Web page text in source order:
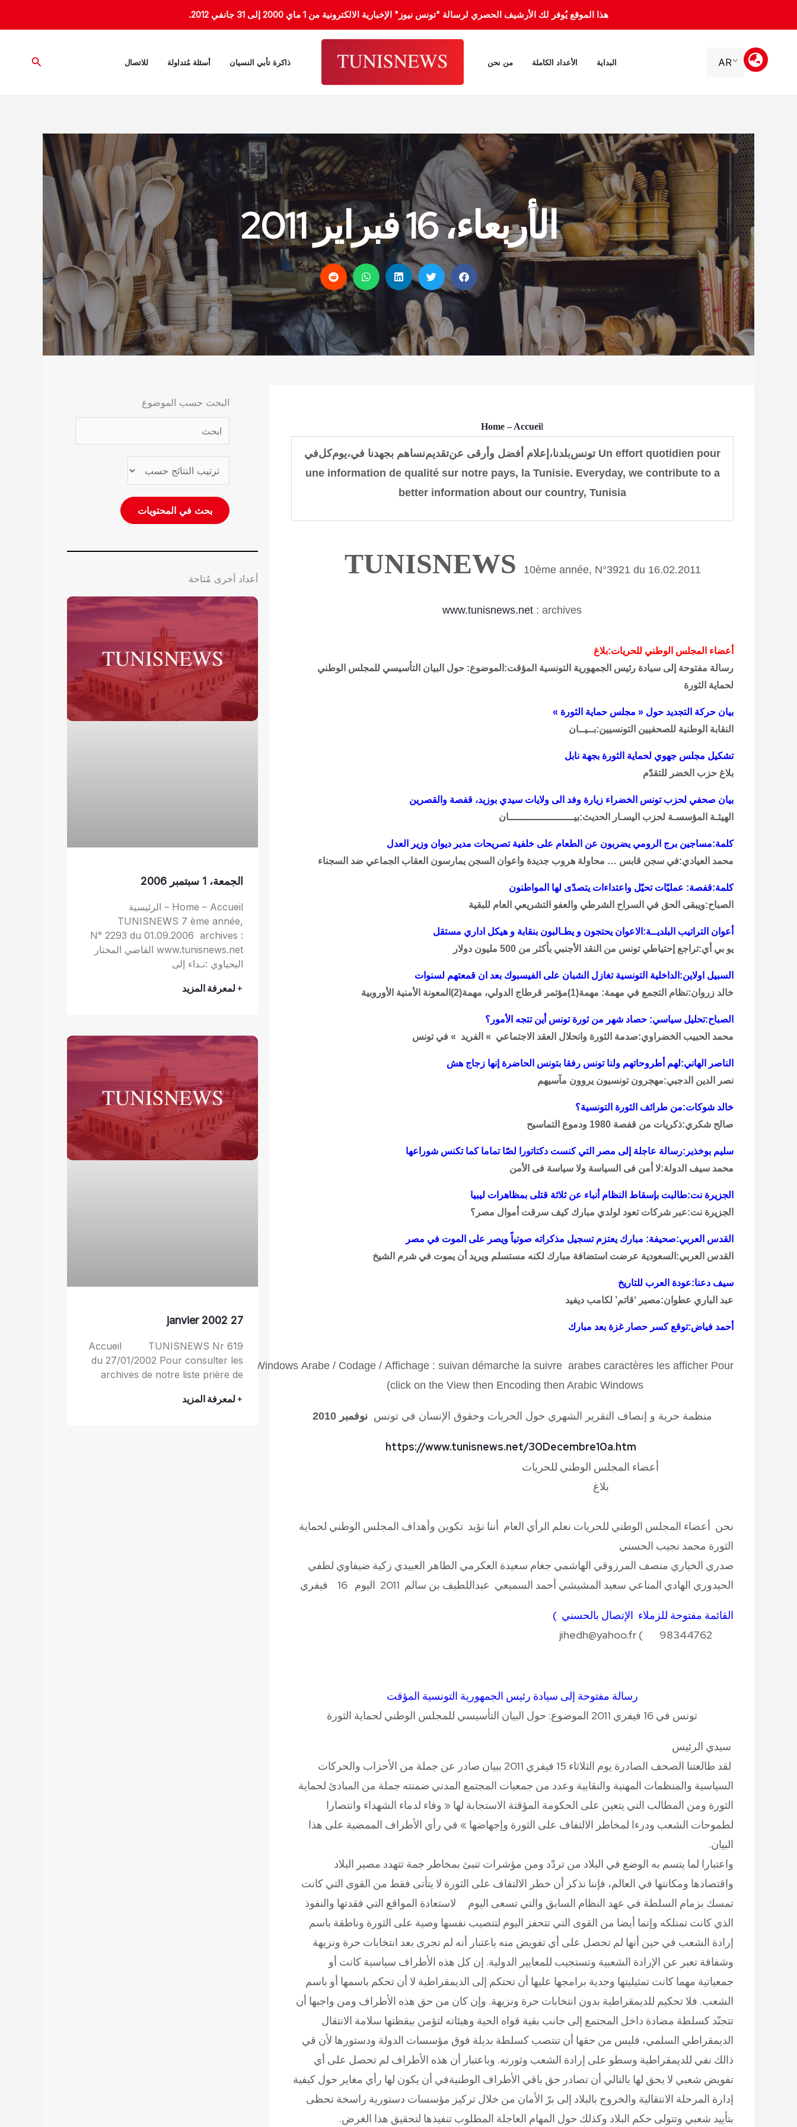
هذا الموقع يُوفر لك الأرشيف الحصري لرسالة "تونس نيوز" الإخبارية الالكترونية من 1 ماي 2000 إلى 31 جانفي 2012.
AR البداية الأعداد الكاملة من نحن ذاكرة تأبي النسيان أسئلة مُتداولة للاتصال البحث
الأربعاء، 16 فبراير 2011
Home– Accueil
فيكليوم،نساهم بجهدنا فيتقديمإعلام أفضل وأرقى عن بلدنا،تونس Un effort quotidien pour
une information de qualité sur notre pays, la Tunisie. Everyday, we contribute to a
better information about our country, Tunisia
TUNISNEWS 10ème année, N°3921 du 16.02.2011
archives
:
www.tunisnews.net
أعضاء المجلس الوطني للحريات:بلاغ
رسالة مفتوحة إلى سيادة رئيس الجمهورية التونسية المؤقت:الموضوع: حول البيان التأسيسي للمجلس الوطني
لحماية الثورة
بيان حركة التجديد حول « مجلس حماية الثورة »
النقابة الوطنية للصحفيين التونسيين:بــيــان
تشكيل مجلس جهوي لحماية الثورة بجهة نابل
بلاغ حزب الخضر للتقدّم
بيان صحفي لحزب تونس الخضراء زيارة وفد الى ولايات سيدي بوزيد، قفصة والقصرين
الهيئـة المؤسسـة لحزب اليسـار الحديث:بيــــــــــــــــــــــان
كلمة:مساجين برج الرومي يضربون عن الطعام على خلفية تصريحات مدير ديوان وزير العدل
محمد العيادي:في سجن قابس … محاولة هروب جديدة واعوان السجن يمارسون العقاب الجماعي ضد السجناء
كلمة:قفصة: عمليّات تحيّل واعتداءات يتصدّى لها المواطنون
الصباح:ويبقى الحق في السراح الشرطي والعفو التشريعي العام للبقية
أعوان التراتيب البلديــة:الاعوان يحتجون و يطـالبون بنقابة و هيكل اداري مستقل
يو بي أي:تراجع إحتياطي تونس من النقد الأجنبي بأكثر من 500 مليون دولار
السبيل اولاين:الداخلية التونسية تغازل الشبان على الفيسبوك بعد ان قمعتهم لسنوات
خالد زروان:نظام التجمع في مهمة: مهمة(1)مؤتمر قرطاج الدولي، مهمة(2)المعونة الأمنية الأوروبية
الصباح:تحليل سياسي: حصاد شهر من ثورة تونس أين تتجه الأمور؟
محمد الحبيب الخضراوي:صدمة الثورة وانحلال العقد الاجتماعي » الفريد » في تونس
الناصر الهاني:لهم أطروحاتهم ولنا تونس رفقا بتونس الحاضرة إنها زجاج هش
نصر الدين الدجبي:مهجرون تونسيون يروون مآسيهم
خالد شوكات:من طرائف الثورة التونسية؟
صالح شكري:ذكريات من قفصة 1980 ودموع التماسيح
سليم بوخذير:رسالة عاجلة إلى مصر التي كنست دكتاتورا لصّا تماما كما تكنس شوراعها
محمد سيف الدولة:لا أمن فى السياسة ولا سياسة فى الأمن
الجزيرة نت:طالبت بإسقاط النظام أنباء عن ثلاثة قتلى بمظاهرات ليبيا
الجزيرة نت:عبر شركات تعود لولدي مبارك كيف سرقت أموال مصر؟
القدس العربي:صحيفة: مبارك يعتزم تسجيل مذكراته صوتياً ويصر على الموت في مصر
القدس العربي:السعودية عرضت استضافة مبارك لكنه مستسلم ويريد أن يموت في شرم الشيخ
سيف دعنا:عودة العرب للتاريخ
عبد الباري عطوان:مصير ‘قاتم’ لكامب ديفيد
أحمد فياض:توقع كسر حصار غزة بعد مبارك
Pour
afficher
les
caractères
arabes
suivre
la
démarche
suivan
:
Affichage
/
Codage
/
Arabe
Windows
To
read
arabic
text
click on the View then Encoding then Arabic Windows
)
منظمة حرية و إنصاف التقرير الشهري حول الحريات وحقوق الإنسان في تونس نوفمبر 2010
https://www.tunisnews.net/30Decembre10a.htm
أعضاء المجلس الوطني للحريات
بلاغ
نحن أعضاء المجلس الوطني للحريات نعلم الرأي العام أننا نؤيد تكوين وأهداف المجلس الوطني لحماية
الثورة محمد نجيب الحسني
صدري الخياري منصف المرزوقي الهاشمي جغام سعيدة العكرمي الطاهر العبيدي زكية ضيفاوي لطفي
الحيدوري الهادي المناعي سعيد المشيشي أحمد السميعي عبداللطيف بن سالم
القائمة مفتوحة للزملاء الإتصال بالحسني )
رسالة مفتوحة إلى سيادة رئيس الجمهورية التونسية المؤقت
تونس في 16 فيفري 2011
الموضوع: حول البيان التأسيسي للمجلس الوطني لحماية الثورة
سيدي الرئيس
لقد طالعتنا الصحف الصادرة يوم الثلاثاء 15 فيفري 2011 ببيان صادر عن جملة من الأحزاب والحركات
السياسية والمنظمات المهنية والنقابية وعدد من جمعيات المجتمع المدني ضمنته جملة من المبادئ لحماية
الثورة ومن المطالب التي يتعين على الحكومة المؤقتة الاستجابة لها « وفاء لدماء الشهداء وانتصارا
لطموحات الشعب ودرءا لمخاطر الالتفاف على الثورة وإجهاضها » في رأي الأطراف الممضية على هذا
البيان.
واعتبارا لما يتسم به الوضع في البلاد من تردّد ومن مؤشرات تنبئ بمخاطر جمة تتهدد مصير البلاد
واقتصادها ومكانتها في العالم، فإننا نذكر أن خطر الالتفاف على الثورة لا يتأتى فقط من القوى التي كانت
تمسك بزمام السلطة في عهد النظام السابق والتي تسعى اليوم لاستعادة المواقع التي فقدتها والنفوذ
الذي كانت تمتلكه وإنما أيضا من القوى التي تتحفز اليوم لتنصيب نفسها وصية على الثورة وناطقة باسم
إرادة الشعب في حين أنها لم تحصل على أي تفويض منه باعتبار أنه لم تجرى بعد انتخابات حرة ونزيهة
وشفافة تعبر عن الإرادة الشعبية وتستجيب للمعايير الدولية. إن كل هذه الأطراف سياسية كانت أو
جمعياتية مهما كانت تمثيليتها وجدية برامجها عليها أن تحتكم إلى الديمقراطية لا أن تحكم باسمها أو باسم
الشعب. فلا تحكيم للديمقراطية بدون انتخابات حرة ونزيهة. وإن كان من حق هذه الأطراف ومن واجبها أن
تتجنّد كسلطة مضادة داخل المجتمع إلى جانب بقية قواه الحية وهيئاته لتؤمن بيقظتها سلامة الانتقال
الديمقراطي السلمي، فليس من حقها أن تنتصب كسلطة بديلة فوق مؤسسات الدولة ودستورها لأن قي
ذالك نفي للديمقراطية وسطو على إرادة الشعب وثورته. وباعتبار أن هذه الأطراف لم تحصل على أي
تفويض شعبي لا يحق لها بالتالي أن تصادر حق باقي الأطراف الوطنيةفي أن يكون لها رأي مغاير حول كيفية
إدارة المرحلة الانتقالية والخروج بالبلاد إلى برّ الأمان من خلال تركيز مؤسسات دستورية راسخة تحظى
بتأييد شعبي وتتولى حكم البلاد وكذلك حول المهام العاجلة المطلوب تنفيذها لتحقيق هذا الغرض.
البحث حسب الموضوع
أعداد أخرى مُتاحة
الجمعة، 1 سبتمبر 2006
Home – Accueil – الرئيسية
TUNISNEWS 7 ème année,
N° 2293 du 01.09.2006 archives :
www.tunisnews.net القاضي المختار
اليحياوي :نـداء إلى
+ لمعرفة المزيد
27 janvier 2002
Accueil TUNISNEWS Nr 619
du 27/01/2002 Pour consulter les
archives de notre liste prière de
+ لمعرفة المزيد